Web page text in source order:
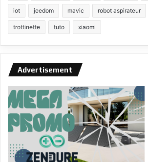
iot jeedom mavic robot aspirateur
trottinette tuto xiaomi
Advertisement